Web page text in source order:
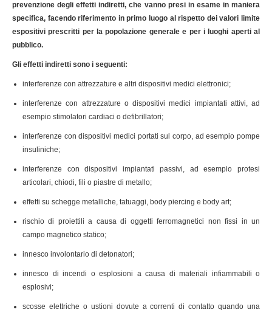
prevenzione degli effetti indiretti, che vanno presi in esame in maniera
specifica, facendo riferimento in primo luogo al rispetto dei valori limite
espositivi prescritti per la popolazione generale e per i luoghi aperti al
pubblico.
Gli effetti indiretti sono i seguenti:
interferenze con attrezzature e altri dispositivi medici elettronici;
interferenze con attrezzature o dispositivi medici impiantati attivi, ad
esempio stimolatori cardiaci o defibrillatori;
interferenze con dispositivi medici portati sul corpo, ad esempio pompe
insuliniche;
interferenze con dispositivi impiantati passivi, ad esempio protesi
articolari, chiodi, fili o piastre di metallo;
effetti su schegge metalliche, tatuaggi, body piercing e body art;
rischio di proiettili a causa di oggetti ferromagnetici non fissi in un
campo magnetico statico;
innesco involontario di detonatori;
innesco di incendi o esplosioni a causa di materiali infiammabili o
esplosivi;
scosse elettriche o ustioni dovute a correnti di contatto quando una